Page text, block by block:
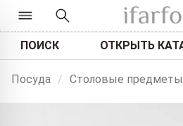
ПОИСК ОТКРЫТЬ
Посуда / Столовые предметы